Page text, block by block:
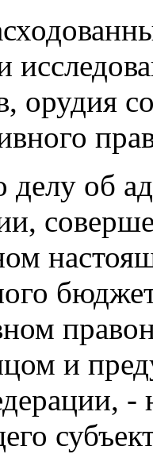
орудия
об
и
-